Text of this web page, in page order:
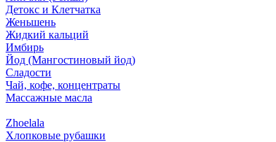
Детокс и Клетчатка
Женьшень
Жидкий кальций
Имбирь
Йод (Мангостиновый йод)
Сладости
Чай, кофе, концентраты
Массажные масла
Zhoelala
Хлопковые рубашки